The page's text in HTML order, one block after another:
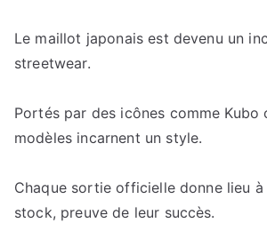
Le maillot japonais est devenu un
streetwear.
Portés par des icônes comme Kubo
modèles incarnent un style.
Chaque sortie officielle donne lieu
stock, preuve de leur succès.